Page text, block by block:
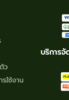
product
ว
ใช้งาน
บริการ